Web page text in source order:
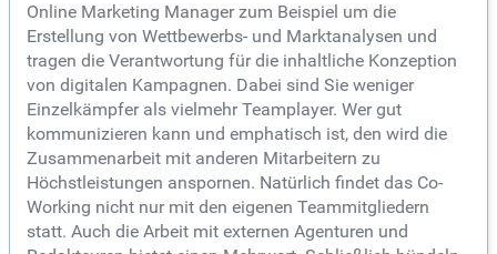
Online Marketing Manager zum Beispiel um die
Erstellung von Wettbewerbs- und Marktanalysen und
tragen die Verantwortung für die inhaltliche Konzeption
von digitalen Kampagnen. Dabei sind Sie weniger
Einzelkämpfer als vielmehr Teamplayer. Wer gut
kommunizieren kann und emphatisch ist, den wird die
Zusammenarbeit mit anderen Mitarbeitern zu
Höchstleistungen anspornen. Natürlich findet das Co-
Working nicht nur mit den eigenen Teammitgliedern
statt. Auch die Arbeit mit externen Agenturen und